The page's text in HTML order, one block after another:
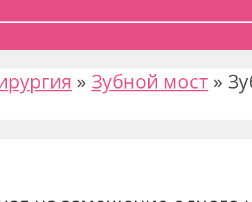
» Зубной мост »